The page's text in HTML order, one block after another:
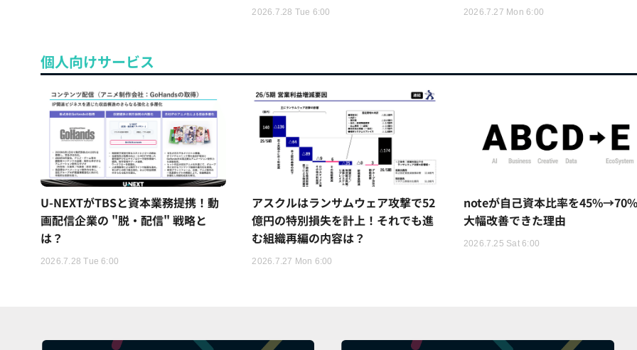
2026.7.28 Tue 6:00 2026.7.27 Mon 6:00
個人向けサービス
U-NEXTがTBSと資本業務提携！動
画配信企業の "脱・配信" 戦略と
は？
2026.7.28 Tue 6:00
アスクルはランサムウェア攻撃で52
億円の特別損失を計上！それでも進
む組織再編の内容は？
2026.7.27 Mon 6:00
noteが自己資本比率を
大幅改善できた理由
2026.7.25 Sat 6:00